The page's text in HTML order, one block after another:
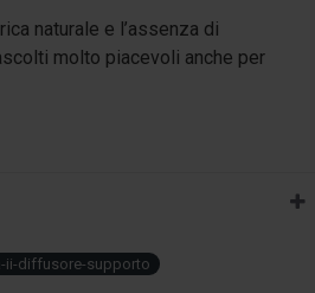
naturale e l’assenza di
molto piacevoli anche per
ii-diffusore-supporto